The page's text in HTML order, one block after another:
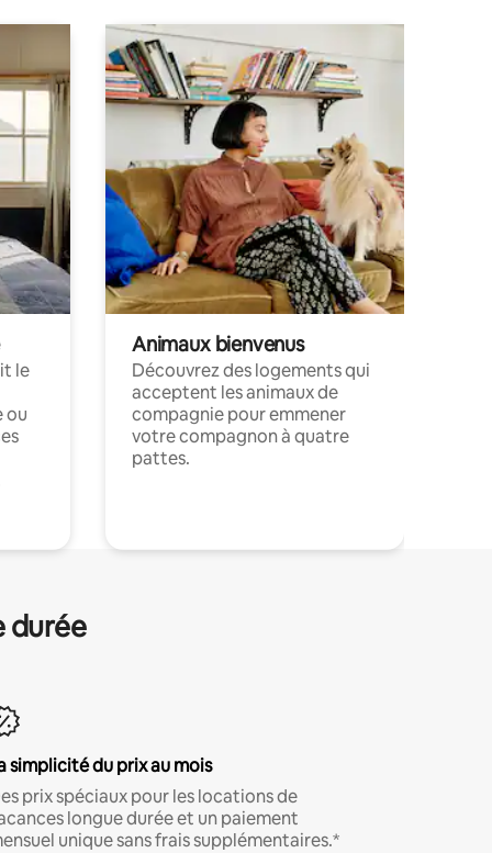
le
ou
Animaux bienvenus
Découvrez des logements qui
acceptent les animaux de
compagnie pour emmener
votre compagnon à quatre
pattes.
durée
simplicité du prix au mois
prix spéciaux pour les locations de
longue durée et un paiement
unique sans frais supplémentaires.*